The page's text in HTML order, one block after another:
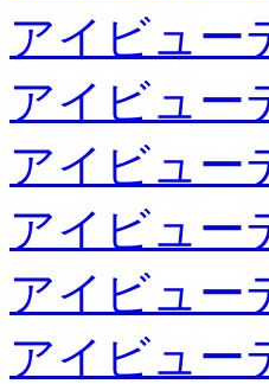
アイビュー
アイビュー
アイビュー
アイビュー
アイビュー
アイビュー